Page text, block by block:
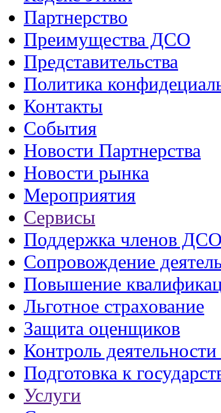
Партнерство
Преимущества ДСО
Представительства
Политика
Контакты
События
Новости Партнерства
Новости рынка
Мероприятия
Сервисы
Поддержка членов
Сопровождение
Повышение
Льготное страхование
Защита оценщиков
Контроль
Подготовка к
Услуги